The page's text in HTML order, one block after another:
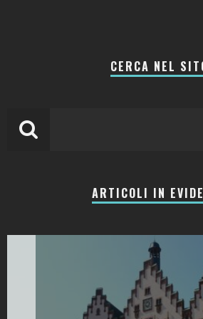
CERCA NEL
ARTICOLI IN